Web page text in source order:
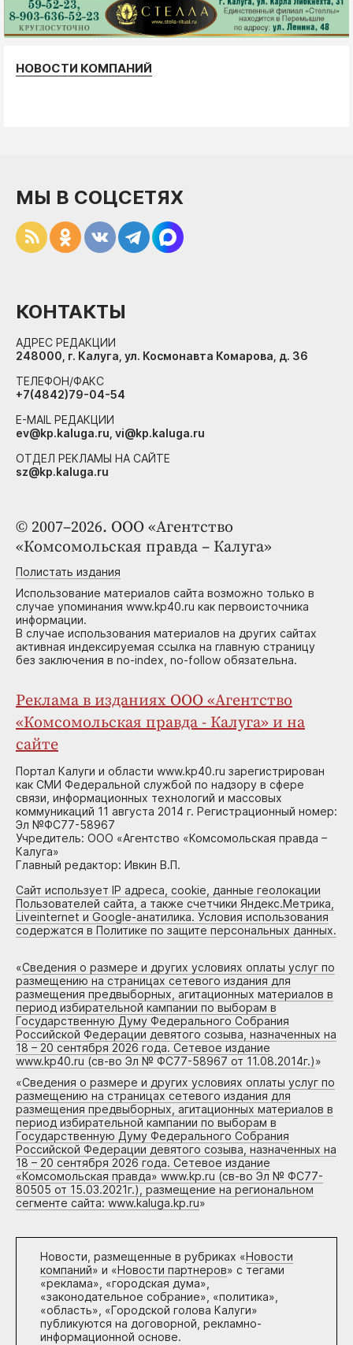
НОВОСТИ КОМПАНИЙ
© 2007–2026. ООО «Агентство
«Комсомольская правда – Калуга»
Полистать издания
Использование материалов сайта возможно только в
случае упоминания www.kp40.ru как первоисточника
информации.
В случае использования материалов на других сайтах
активная индексируемая ссылка на главную страницу
без заключения в no-index, no-follow обязательна.
Реклама в изданиях ООО «Агентство
«Комсомольская правда - Калуга» и на
сайте
Портал Калуги и области www.kp40.ru зарегистрирован
как СМИ Федеральной службой по надзору в сфере
связи, информационных технологий и массовых
коммуникаций 11 августа 2014 г. Регистрационный номер:
Эл №ФС77-58967
Учредитель: ООО «Агентство «Комсомольская правда –
Калуга»
Главный редактор: Ивкин В.П.
Сайт использует IP адреса, cookie, данные геолокации
Пользователей сайта, а также счетчики Яндекс.Метрика,
Liveinternet и Google-анатилика. Условия использования
содержатся в Политике по защите персональных данных.
«Сведения о размере и других условиях оплаты услуг по
размещению на страницах сетевого издания для
размещения предвыборных, агитационных материалов в
период избирательной кампании по выборам в
Государственную Думу Федерального Собрания
Российской Федерации девятого созыва, назначенных на
18 – 20 сентября 2026 года. Сетевое издание
www.kp40.ru (св-во Эл № ФС77-58967 от 11.08.2014г.)»
«Сведения о размере и других условиях оплаты услуг по
размещению на страницах сетевого издания для
размещения предвыборных, агитационных материалов в
период избирательной кампании по выборам в
Государственную Думу Федерального Собрания
Российской Федерации девятого созыва, назначенных на
18 – 20 сентября 2026 года. Сетевое издание
«Комсомольская правда» www.kp.ru (св-во Эл № ФС77-
80505 от 15.03.2021г.), размещение на региональном
сегменте сайта: www.kaluga.kp.ru»
Новости, размещенные в рубриках «Новости
компаний» и «Новости партнеров» с тегами
«реклама», «городская дума»,
«законодательное собрание», «политика»,
«область», «Городской голова Калуги»
публикуются на договорной, рекламно-
информационной основе.
МЫ В СОЦСЕТЯХ
КОНТАКТЫ
АДРЕС РЕДАКЦИИ
248000, г. Калуга, ул. Космонавта Комарова, д. 36
ТЕЛЕФОН/ФАКС
+7(4842)79-04-54
E-MAIL РЕДАКЦИИ
ev@kp.kaluga.ru, vi@kp.kaluga.ru
ОТДЕЛ РЕКЛАМЫ НА САЙТЕ
sz@kp.kaluga.ru